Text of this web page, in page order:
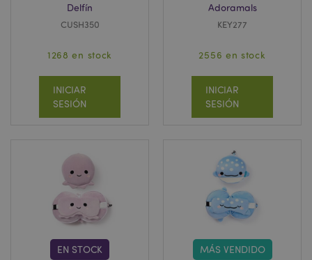
Delfín
CUSH350
1268 en stock
INICIAR
SESIÓN
Adoramals
KEY277
2556 en stock
INICIAR
SESIÓN
EN STOCK MÁS VENDIDO